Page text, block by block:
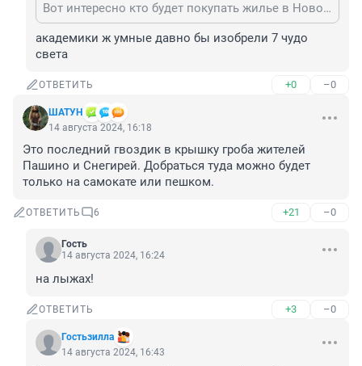
Вот интересно кто будет покупать жилье в Новосибирске после того как город в морозы остались без отопления, когда Академгородок все лето сидит без горячей воды. Перебои по городу с холодной водой и электричеством.
академики ж умные давно бы изобрели 7 чудо
света
ОТВЕТИТЬ +0 –0
ШАТУН
14 августа 2024, 16:18
Это последний гвоздик в крышку гроба жителей
Пашино и Снегирей. Добраться туда можно будет
только на самокате или пешком.
ОТВЕТИТЬ 6 +21 –0
Гость
14 августа 2024, 16:24
на лыжах!
ОТВЕТИТЬ +3 –0
Гостьзилла
14 августа 2024, 16:43